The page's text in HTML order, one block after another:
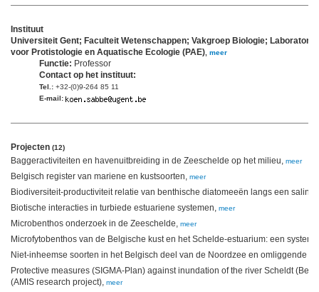
Instituut
Universiteit Gent; Faculteit Wetenschappen; Vakgroep Biologie;
voor Protistologie en Aquatische Ecologie (PAE), meer
Functie: Professor
Contact op het instituut:
Tel.: +32-(0)9-264 85 11
E-mail:
Projecten (12)
Baggeractiviteiten en havenuitbreiding in de Zeeschelde op het milieu, meer
Belgisch register van mariene en kustsoorten, meer
Biodiversiteit-productiviteit relatie van benthische diatomeeën langs een
Biotische interacties in turbiede estuariene systemen, meer
Microbenthos onderzoek in de Zeeschelde, meer
Microfytobenthos van de Belgische kust en het Schelde-estuarium: een
Niet-inheemse soorten in het Belgisch deel van de Noordzee en omliggende
Protective measures (SIGMA-Plan) against inundation of the river Scheldt
(AMIS research project), meer